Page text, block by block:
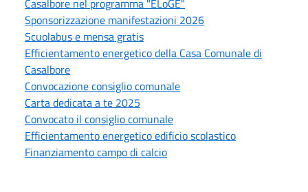
Sponsorizzazione manifestazioni 2026
Scuolabus e mensa gratis
Efficientamento energetico della Casa Comunale di
Casalbore
Convocazione consiglio comunale
Carta dedicata a te 2025
Convocato il consiglio comunale
Efficientamento energetico edificio scolastico
Finanziamento campo di calcio